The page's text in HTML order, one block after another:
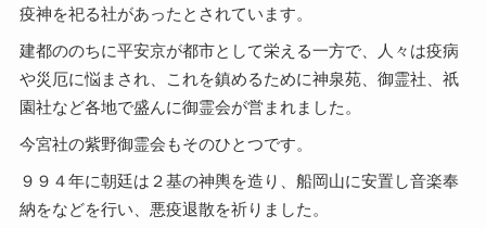
疫神を祀る社があったとされています。
建都ののちに平安京が都市として栄える一方で、人々は疫病
や災厄に悩まされ、これを鎮めるために神泉苑、御霊社、祇
園社など各地で盛んに御霊会が営まれました。
今宮社の紫野御霊会もそのひとつです。
９９４年に朝廷は２基の神輿を造り、船岡山に安置し音楽奉
納をなどを行い、悪疫退散を祈りました。